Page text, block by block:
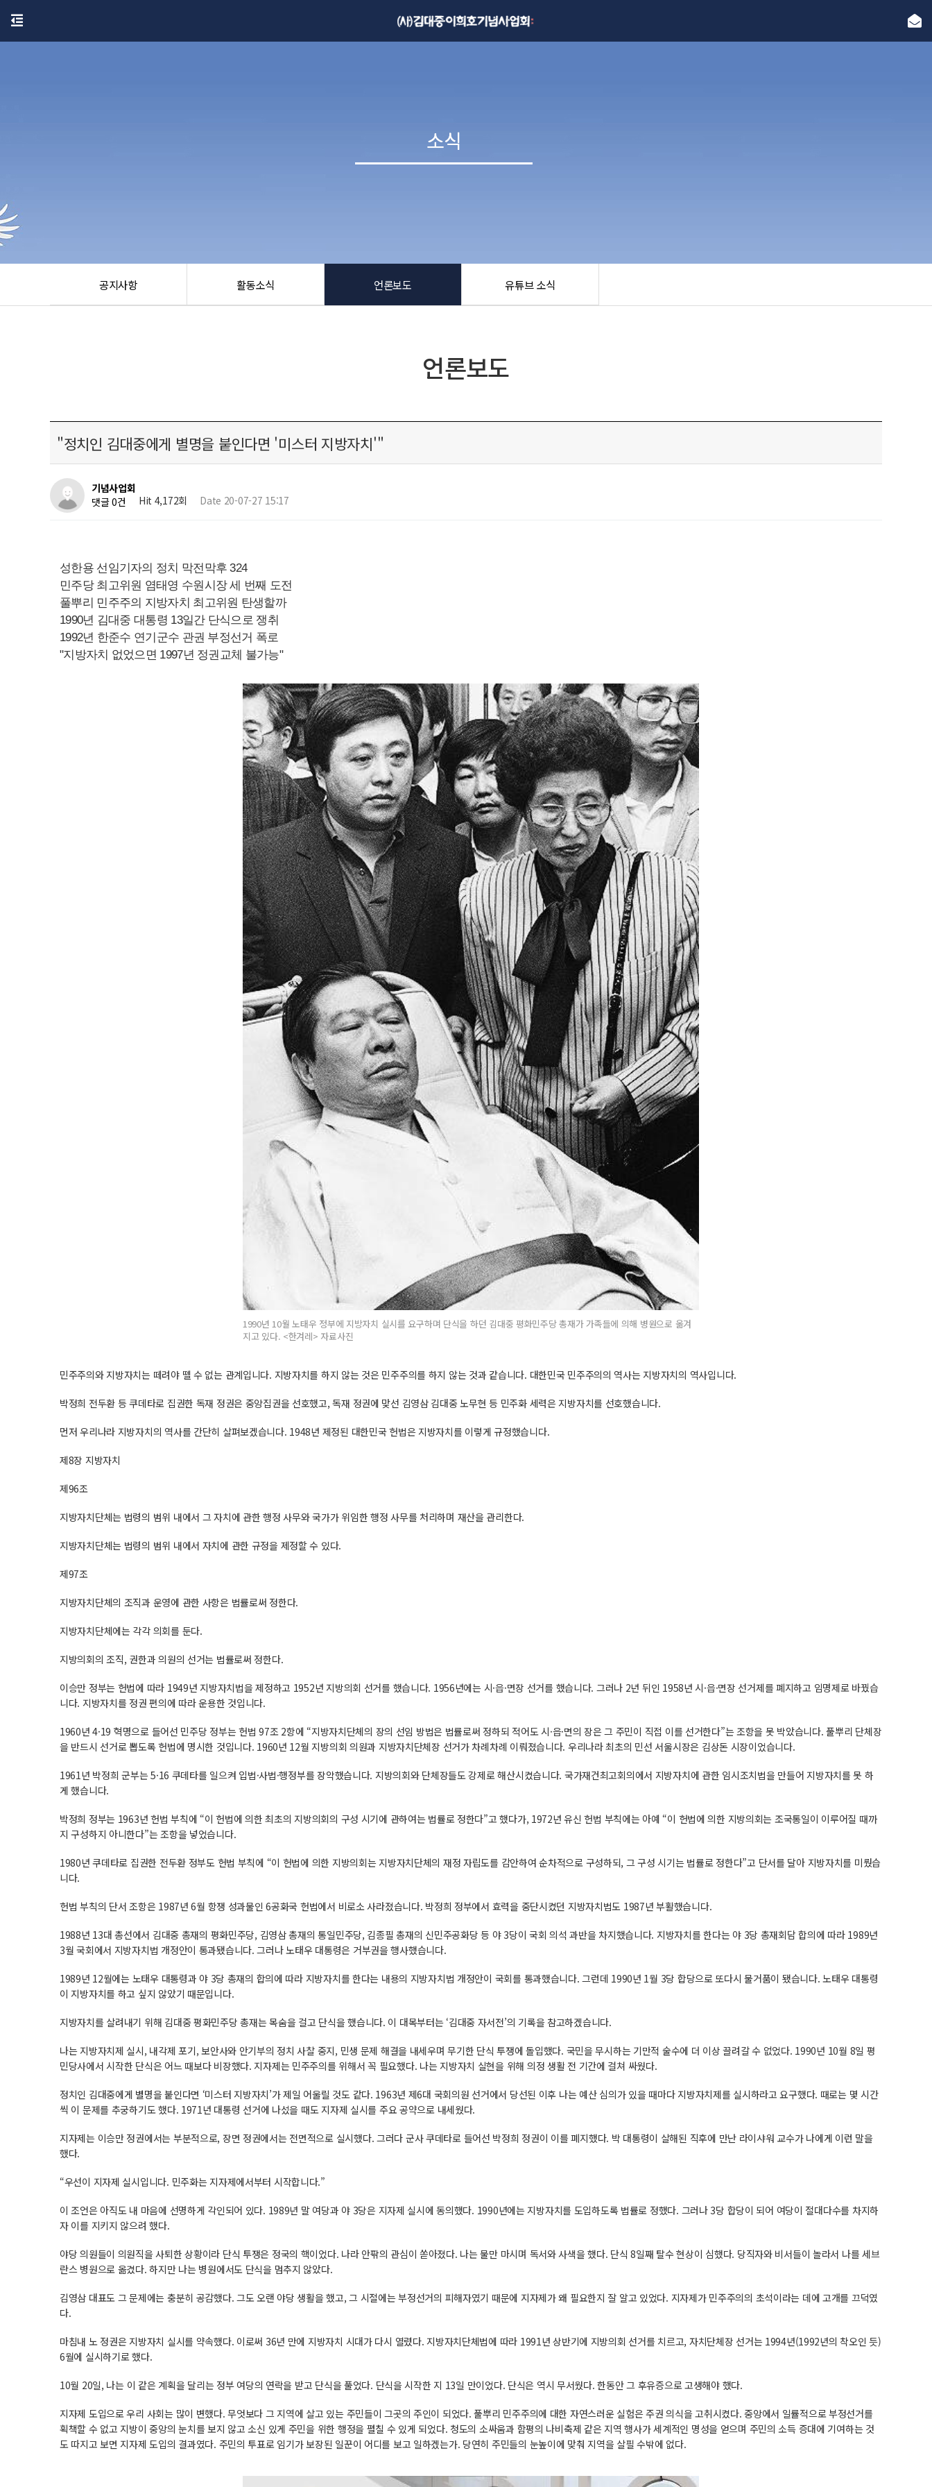
공지사항 활동소식 언론보도 유튜브 소식
소식
언론보도
"정치인 김대중에게 별명을 붙인다면 '미스터 지방자치'"
기념사업회
댓글 0건
Hit 4,172회 Date 20-07-27 15:17
성한용 선임기자의 정치 막전막후 324
민주당 최고위원 염태영 수원시장 세 번째 도전
풀뿌리 민주주의 지방자치 최고위원 탄생할까
1990년 김대중 대통령 13일간 단식으로 쟁취
1992년 한준수 연기군수 관권 부정선거 폭로
"지방자치 없었으면 1997년 정권교체 불가능"
1990년 10월 노태우 정부에 지방자치 실시를 요구하며 단식을 하던 김대중 평화민주당 총재가 가족들에 의해 병원으로 옮겨
지고 있다. <한겨레> 자료사진
민주주의와 지방자치는 떼려야 뗄 수 없는 관계입니다. 지방자치를 하지 않는 것은 민주주의를 하지 않는 것과 같습니다. 대한민국 민주주의의 역사는 지방자치의 역사입니다.
박정희 전두환 등 쿠데타로 집권한 독재 정권은 중앙집권을 선호했고, 독재 정권에 맞선 김영삼 김대중 노무현 등 민주화 세력은 지방자치를 선호했습니다.
먼저 우리나라 지방자치의 역사를 간단히 살펴보겠습니다. 1948년 제정된 대한민국 헌법은 지방자치를 이렇게 규정했습니다.
제8장 지방자치
제96조
지방자치단체는 법령의 범위 내에서 그 자치에 관한 행정 사무와 국가가 위임한 행정 사무를 처리하며 재산을 관리한다.
지방자치단체는 법령의 범위 내에서 자치에 관한 규정을 제정할 수 있다.
제97조
지방자치단체의 조직과 운영에 관한 사항은 법률로써 정한다.
지방자치단체에는 각각 의회를 둔다.
지방의회의 조직, 권한과 의원의 선거는 법률로써 정한다.
이승만 정부는 헌법에 따라 1949년 지방자치법을 제정하고 1952년 지방의회 선거를 했습니다. 1956년에는 시·읍·면장 선거를 했습니다. 그러나 2년 뒤인 1958년 시·읍·면장 선거제를 폐지하고 임명제로 바꿨습
니다. 지방자치를 정권 편의에 따라 운용한 것입니다.
1960년 4·19 혁명으로 들어선 민주당 정부는 헌법 97조 2항에 “지방자치단체의 장의 선임 방법은 법률로써 정하되 적어도 시·읍·면의 장은 그 주민이 직접 이를 선거한다”는 조항을 못 박았습니다. 풀뿌리 단체장
을 반드시 선거로 뽑도록 헌법에 명시한 것입니다. 1960년 12월 지방의회 의원과 지방자치단체장 선거가 차례차례 이뤄졌습니다. 우리나라 최초의 민선 서울시장은 김상돈 시장이었습니다.
1961년 박정희 군부는 5·16 쿠데타를 일으켜 입법·사법·행정부를 장악했습니다. 지방의회와 단체장들도 강제로 해산시켰습니다. 국가재건최고회의에서 지방자치에 관한 임시조치법을 만들어 지방자치를 못 하
게 했습니다.
박정희 정부는 1963년 헌법 부칙에 “이 헌법에 의한 최초의 지방의회의 구성 시기에 관하여는 법률로 정한다”고 했다가, 1972년 유신 헌법 부칙에는 아예 “이 헌법에 의한 지방의회는 조국통일이 이루어질 때까
지 구성하지 아니한다”는 조항을 넣었습니다.
1980년 쿠데타로 집권한 전두환 정부도 헌법 부칙에 “이 헌법에 의한 지방의회는 지방자치단체의 재정 자립도를 감안하여 순차적으로 구성하되, 그 구성 시기는 법률로 정한다”고 단서를 달아 지방자치를 미뤘습
니다.
헌법 부칙의 단서 조항은 1987년 6월 항쟁 성과물인 6공화국 헌법에서 비로소 사라졌습니다. 박정희 정부에서 효력을 중단시켰던 지방자치법도 1987년 부활했습니다.
1988년 13대 총선에서 김대중 총재의 평화민주당, 김영삼 총재의 통일민주당, 김종필 총재의 신민주공화당 등 야 3당이 국회 의석 과반을 차지했습니다. 지방자치를 한다는 야 3당 총재회담 합의에 따라 1989년
3월 국회에서 지방자치법 개정안이 통과됐습니다. 그러나 노태우 대통령은 거부권을 행사했습니다.
1989년 12월에는 노태우 대통령과 야 3당 총재의 합의에 따라 지방자치를 한다는 내용의 지방자치법 개정안이 국회를 통과했습니다. 그런데 1990년 1월 3당 합당으로 또다시 물거품이 됐습니다. 노태우 대통령
이 지방자치를 하고 싶지 않았기 때문입니다.
지방자치를 살려내기 위해 김대중 평화민주당 총재는 목숨을 걸고 단식을 했습니다. 이 대목부터는 ‘김대중 자서전’의 기록을 참고하겠습니다.
나는 지방자치제 실시, 내각제 포기, 보안사와 안기부의 정치 사찰 중지, 민생 문제 해결을 내세우며 무기한 단식 투쟁에 돌입했다. 국민을 무시하는 기만적 술수에 더 이상 끌려갈 수 없었다. 1990년 10월 8일 평
민당사에서 시작한 단식은 어느 때보다 비장했다. 지자제는 민주주의를 위해서 꼭 필요했다. 나는 지방자치 실현을 위해 의정 생활 전 기간에 걸쳐 싸웠다.
정치인 김대중에게 별명을 붙인다면 ‘미스터 지방자치’가 제일 어울릴 것도 같다. 1963년 제6대 국회의원 선거에서 당선된 이후 나는 예산 심의가 있을 때마다 지방자치제를 실시하라고 요구했다. 때로는 몇 시간
씩 이 문제를 추궁하기도 했다. 1971년 대통령 선거에 나섰을 때도 지자제 실시를 주요 공약으로 내세웠다.
지자제는 이승만 정권에서는 부분적으로, 장면 정권에서는 전면적으로 실시했다. 그러다 군사 쿠데타로 들어선 박정희 정권이 이를 폐지했다. 박 대통령이 살해된 직후에 만난 라이샤워 교수가 나에게 이런 말을
했다.
“우선이 지자제 실시입니다. 민주화는 지자제에서부터 시작합니다.”
이 조언은 아직도 내 마음에 선명하게 각인되어 있다. 1989년 말 여당과 야 3당은 지자제 실시에 동의했다. 1990년에는 지방자치를 도입하도록 법률로 정했다. 그러나 3당 합당이 되어 여당이 절대다수를 차지하
자 이를 지키지 않으려 했다.
야당 의원들이 의원직을 사퇴한 상황이라 단식 투쟁은 정국의 핵이었다. 나라 안팎의 관심이 쏟아졌다. 나는 물만 마시며 독서와 사색을 했다. 단식 8일째 탈수 현상이 심했다. 당직자와 비서들이 놀라서 나를 세브
란스 병원으로 옮겼다. 하지만 나는 병원에서도 단식을 멈추지 않았다.
김영삼 대표도 그 문제에는 충분히 공감했다. 그도 오랜 야당 생활을 했고, 그 시절에는 부정선거의 피해자였기 때문에 지자제가 왜 필요한지 잘 알고 있었다. 지자제가 민주주의의 초석이라는 데에 고개를 끄덕였
다.
마침내 노 정권은 지방자치 실시를 약속했다. 이로써 36년 만에 지방자치 시대가 다시 열렸다. 지방자치단체법에 따라 1991년 상반기에 지방의회 선거를 치르고, 자치단체장 선거는 1994년(1992년의 착오인 듯)
6월에 실시하기로 했다.
10월 20일, 나는 이 같은 계획을 달리는 정부 여당의 연락을 받고 단식을 풀었다. 단식을 시작한 지 13일 만이었다. 단식은 역시 무서웠다. 한동안 그 후유증으로 고생해야 했다.
지자제 도입으로 우리 사회는 많이 변했다. 무엇보다 그 지역에 살고 있는 주민들이 그곳의 주인이 되었다. 풀뿌리 민주주의에 대한 자연스러운 실험은 주권 의식을 고취시켰다. 중앙에서 일률적으로 부정선거를
획책할 수 없고 지방이 중앙의 눈치를 보지 않고 소신 있게 주민을 위한 행정을 펼칠 수 있게 되었다. 청도의 소싸움과 함평의 나비축제 같은 지역 행사가 세계적인 명성을 얻으며 주민의 소득 증대에 기여하는 것
도 따지고 보면 지자제 도입의 결과였다. 주민의 투표로 임기가 보장된 일꾼이 어디를 보고 일하겠는가. 당연히 주민들의 눈높이에 맞춰 지역을 살필 수밖에 없다.
소식